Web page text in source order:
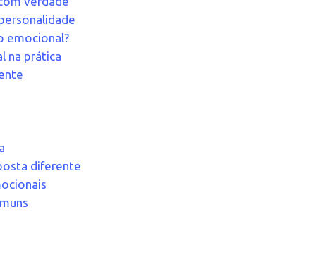
emocional?
na prática
diferente